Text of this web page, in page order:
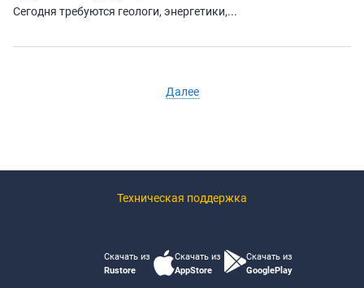
Сегодня требуются геологи, энергетики,...
Далее
Техническая поддержка
Скачать из
Rustore
Скачать из
AppStore
Скачать из
GooglePlay